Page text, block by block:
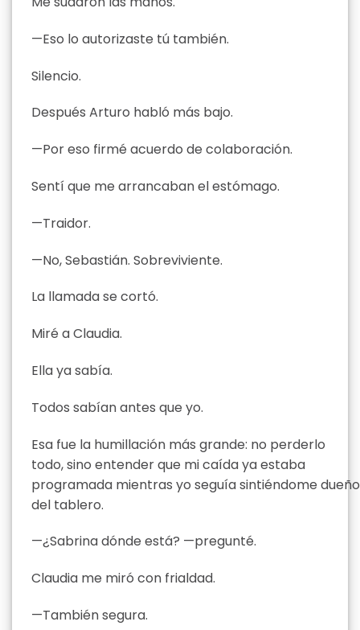
—Eso lo autorizaste tú también.
Silencio.
Después Arturo habló más bajo.
—Por eso firmé acuerdo de colaboración.
Sentí que me arrancaban el estómago.
—Traidor.
—No, Sebastián. Sobreviviente.
La llamada se cortó.
Miré a Claudia.
Ella ya sabía.
Todos sabían antes que yo.
Esa fue la humillación más grande: no perderlo
todo, sino entender que mi caída ya estaba
programada mientras yo seguía sintiéndome dueño
del tablero.
—¿Sabrina dónde está? —pregunté.
Claudia me miró con frialdad.
—También segura.